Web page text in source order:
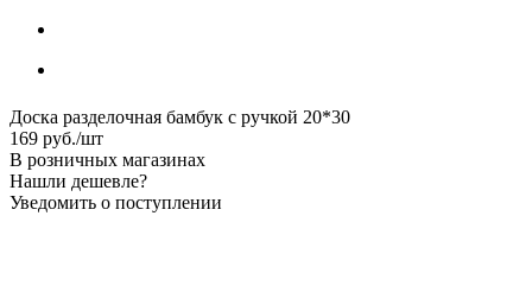
Доска разделочная бамбук с ручкой 20*30
169 руб./шт
В розничных магазинах
Нашли дешевле?
Уведомить о поступлении